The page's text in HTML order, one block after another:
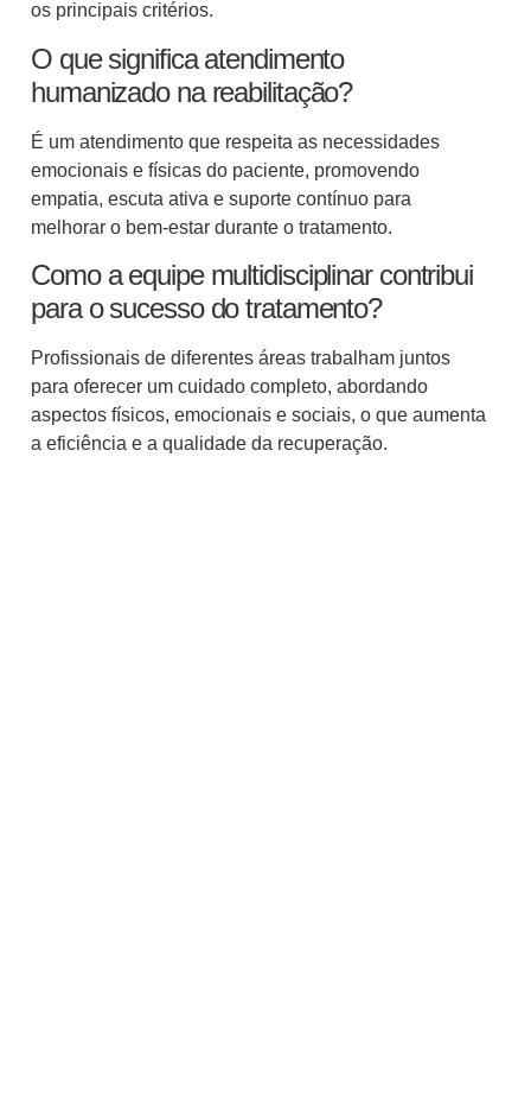
os principais critérios.
O que significa atendimento
humanizado na reabilitação?
É um atendimento que respeita as necessidades
emocionais e físicas do paciente, promovendo
empatia, escuta ativa e suporte contínuo para
melhorar o bem-estar durante o tratamento.
Como a equipe multidisciplinar contribui
para o sucesso do tratamento?
Profissionais de diferentes áreas trabalham juntos
para oferecer um cuidado completo, abordando
aspectos físicos, emocionais e sociais, o que aumenta
a eficiência e a qualidade da recuperação.